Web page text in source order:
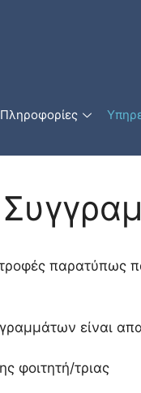
Πληροφορίες
παρατύπως
είναι
φοιτητή/τριας